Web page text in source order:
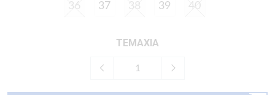
36 37 38 39 40
ΤΕΜΑΧΙΑ